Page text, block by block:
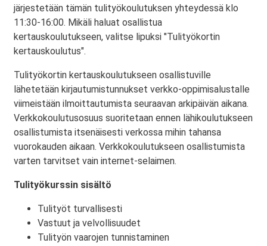
järjestetään tämän tulityökoulutuksen yhteydessä klo
11:30-16:00. Mikäli haluat osallistua
kertauskoulutukseen, valitse lipuksi "Tulityökortin
kertauskoulutus".
Tulityökortin kertauskoulutukseen osallistuville
lähetetään kirjautumistunnukset verkko-oppimisalustalle
viimeistään ilmoittautumista seuraavan arkipäivän aikana.
Verkkokoulutusosuus suoritetaan ennen lähikoulutukseen
osallistumista itsenäisesti verkossa mihin tahansa
vuorokauden aikaan. Verkkokoulutukseen osallistumista
varten tarvitset vain internet-selaimen.
Tulityökurssin sisältö
Tulityöt turvallisesti
Vastuut ja velvollisuudet
Tulityön vaarojen tunnistaminen